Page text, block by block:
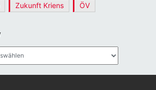
Zukunft Kriens ÖV